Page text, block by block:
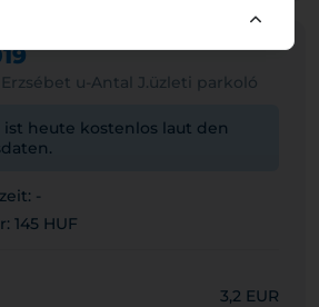
u-Antal J.üzleti parkoló
ist heute kostenlos laut den
-
145 HUF
3,2 EUR